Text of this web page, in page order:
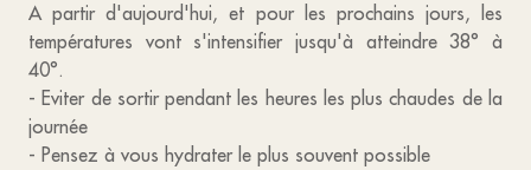
A partir d'aujourd'hui, et pour les prochains jours, les
températures vont s'intensifier jusqu'à atteindre 38° à
40°.
- Eviter de sortir pendant les heures les plus chaudes de la
journée
- Pensez à vous hydrater le plus souvent possible